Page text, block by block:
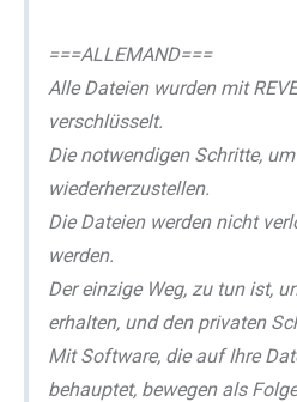
===ALLEMAND===
Alle Dateien wurden mit
verschlüsselt.
Die notwendigen Schritte,
wiederherzustellen.
Die Dateien werden nicht
werden.
Der einzige Weg, zu tun ist,
erhalten, und den privaten
Mit Software, die auf Ihre
behauptet, bewegen als